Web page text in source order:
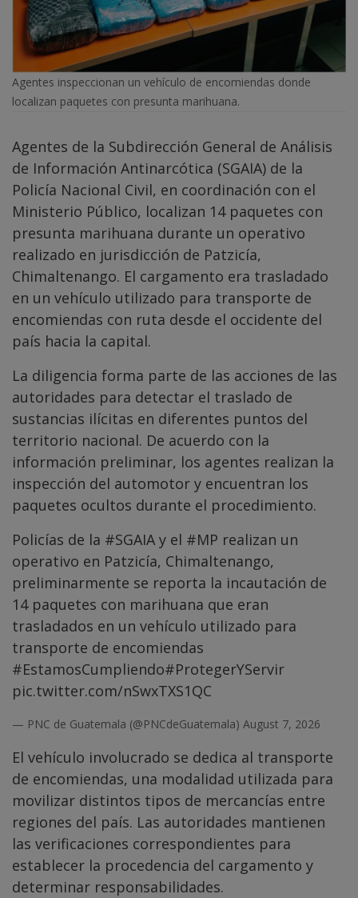
Agentes inspeccionan un vehículo de encomiendas donde
localizan paquetes con presunta marihuana.
Agentes de la Subdirección General de Análisis
de Información Antinarcótica (SGAIA) de la
Policía Nacional Civil, en coordinación con el
Ministerio Público, localizan 14 paquetes con
presunta marihuana durante un operativo
realizado en jurisdicción de Patzicía,
Chimaltenango. El cargamento era trasladado
en un vehículo utilizado para transporte de
encomiendas con ruta desde el occidente del
país hacia la capital.
La diligencia forma parte de las acciones de las
autoridades para detectar el traslado de
sustancias ilícitas en diferentes puntos del
territorio nacional. De acuerdo con la
información preliminar, los agentes realizan la
inspección del automotor y encuentran los
paquetes ocultos durante el procedimiento.
Policías de la #SGAIA y el #MP realizan un
operativo en Patzicía, Chimaltenango,
preliminarmente se reporta la incautación de
14 paquetes con marihuana que eran
trasladados en un vehículo utilizado para
transporte de encomiendas
#EstamosCumpliendo#ProtegerYServir
pic.twitter.com/nSwxTXS1QC
— PNC de Guatemala (@PNCdeGuatemala) August 7, 2026
El vehículo involucrado se dedica al transporte
de encomiendas, una modalidad utilizada para
movilizar distintos tipos de mercancías entre
regiones del país. Las autoridades mantienen
las verificaciones correspondientes para
establecer la procedencia del cargamento y
determinar responsabilidades.